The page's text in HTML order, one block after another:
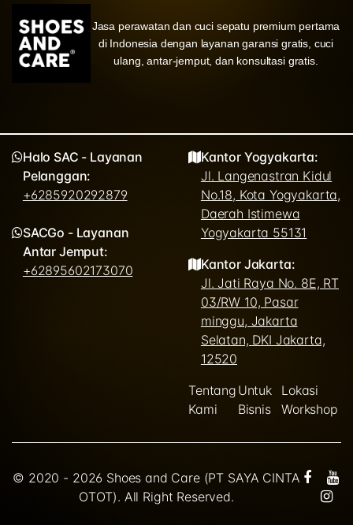
Jasa perawatan dan cuci sepatu premium pertama
di Indonesia dengan layanan garansi gratis, cuci
ulang, antar-jemput, dan konsultasi gratis.
Halo SAC - Layanan
Pelanggan:
+6285920292879
SACGo - Layanan
Antar Jemput:
+62895602173070
Kantor Yogyakarta:
Jl. Langenastran Kidul
No.18, Kota Yogyakarta,
Daerah Istimewa
Yogyakarta 55131
Kantor Jakarta:
Jl. Jati Raya No. 8E, RT
03/RW 10, Pasar
minggu, Jakarta
Selatan, DKI Jakarta,
12520
Tentang
Kami
Untuk
Bisnis
Lokasi
Workshop
© 2020 - 2026 Shoes and Care (PT SAYA CINTA
OTOT). All Right Reserved.